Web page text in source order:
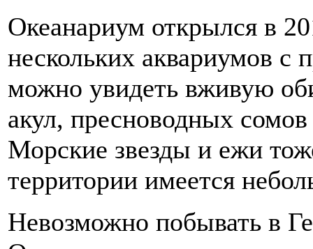
Океанариум открылся в
нескольких аквариумов с
можно увидеть вживую
акул, пресноводных
Морские звезды и ежи
территории имеется
Невозможно побывать в